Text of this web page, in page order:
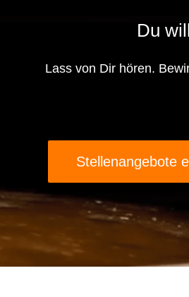
Du
Lass von Dir hören.
Stellenangebote